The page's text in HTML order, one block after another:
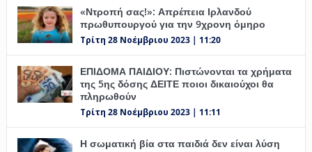
«Ντροπή σας!»: Απρέπεια Ιρλανδού
πρωθυπουργού για την 9χρονη όμηρο
Τρίτη 28 Νοέμβριου 2023 | 11:20
ΕΠΙΔΟΜΑ ΠΑΙΔΙΟΥ: Πιστώνονται τα χρήματα
της 5ης δόσης ΔΕΙΤΕ ποιοι δικαιούχοι θα
πληρωθούν
Τρίτη 28 Νοέμβριου 2023 | 11:11
Η σωματική βία στα παιδιά δεν είναι λύση